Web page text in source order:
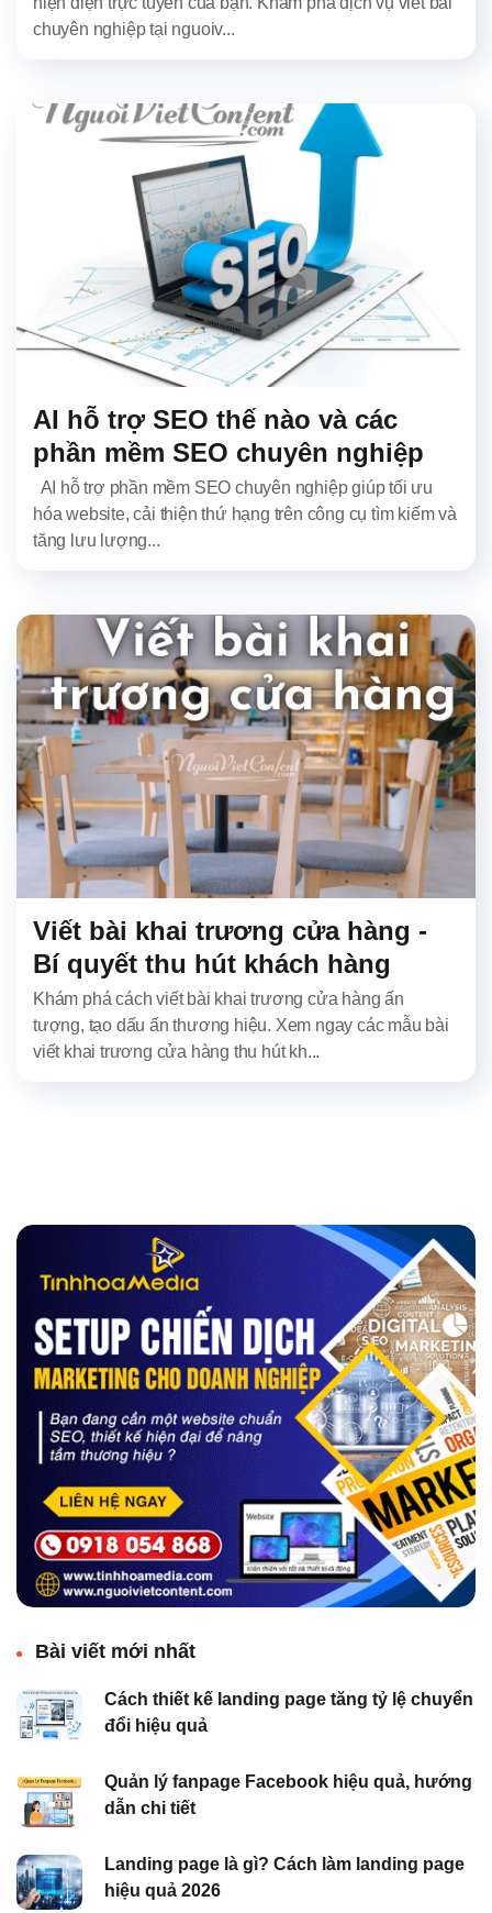
chuyên nghiệp tại nguoiv...
AI hỗ trợ SEO thế nào và các
phần mềm SEO chuyên nghiệp
AI hỗ trợ phần mềm SEO chuyên nghiệp giúp tối ưu
hóa website, cải thiện thứ hạng trên công cụ tìm kiếm và
tăng lưu lượng...
Viết bài khai trương cửa hàng -
Bí quyết thu hút khách hàng
Khám phá cách viết bài khai trương cửa hàng ấn
tượng, tạo dấu ấn thương hiệu. Xem ngay các mẫu bài
viết khai trương cửa hàng thu hút kh...
Bài viết mới nhất
Cách thiết kế landing page tăng tỷ lệ chuyển
đổi hiệu quả
Quản lý fanpage Facebook hiệu quả, hướng
dẫn chi tiết
Landing page là gì? Cách làm landing page
hiệu quả 2026